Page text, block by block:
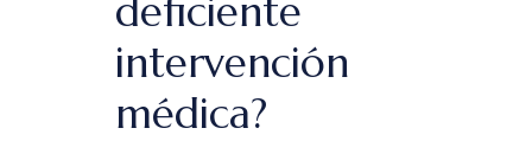
deficiente
intervención
médica?